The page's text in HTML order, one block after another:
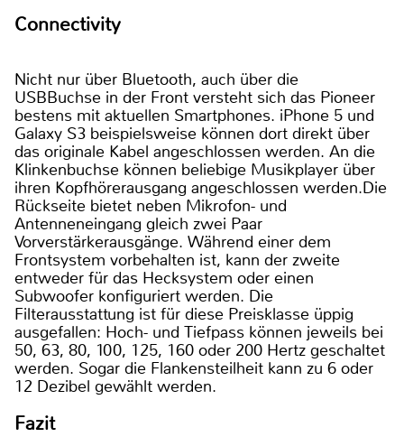
Connectivity
Nicht nur über Bluetooth, auch über die
USBBuchse in der Front versteht sich das Pioneer
bestens mit aktuellen Smartphones. iPhone 5 und
Galaxy S3 beispielsweise können dort direkt über
das originale Kabel angeschlossen werden. An die
Klinkenbuchse können beliebige Musikplayer über
ihren Kopfhörerausgang angeschlossen werden.Die
Rückseite bietet neben Mikrofon- und
Antenneneingang gleich zwei Paar
Vorverstärkerausgänge. Während einer dem
Frontsystem vorbehalten ist, kann der zweite
entweder für das Hecksystem oder einen
Subwoofer konfiguriert werden. Die
Filterausstattung ist für diese Preisklasse üppig
ausgefallen: Hoch- und Tiefpass können jeweils bei
50, 63, 80, 100, 125, 160 oder 200 Hertz geschaltet
werden. Sogar die Flankensteilheit kann zu 6 oder
12 Dezibel gewählt werden.
Fazit